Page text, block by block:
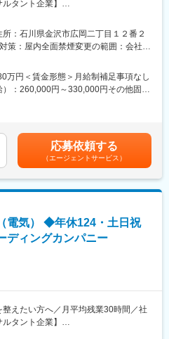
タント企業】
引するリーディングカンパニー
かつ社会的影響力の大きいプロジェク
庁を、技術的立場から支援する業務
・調査・設計条件・工事発注資料
援
地調査、図面・数量確認、積算資料
、関係機関との調整資料作成、段階確
会等の支援
：石川県金沢市広岡二丁目１２番２
策：屋内全面禁煙変更の範囲：会社の
万円＜賃金形態＞月給制補足事項なし
）：260,000円～330,000円その他固定
補足＞【昇給】年1回（4月）【賞与】
特別賞与有り（業績により支給）
7年目（係長）830万円／1級土木＋
＋諸手当＋賞与）賃金はあくまでも目
て上下する可能性があります。月給
応募依頼する
（エージェントサービス）
電気） ◆年休124・土日祝
ディングカンパニー
整えたい方へ／月平均残業30時間／社
タント企業】